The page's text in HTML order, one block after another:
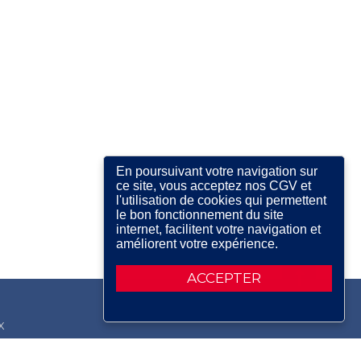
ACCEPTER
En poursuivant votre navigation sur
ce site, vous acceptez nos CGV et
l'utilisation de cookies qui permettent
le bon fonctionnement du site
internet, facilitent votre navigation et
améliorent votre expérience.